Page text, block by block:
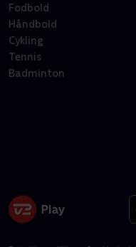
Fodbold
Håndbold
Cykling
Tennis
Badminton